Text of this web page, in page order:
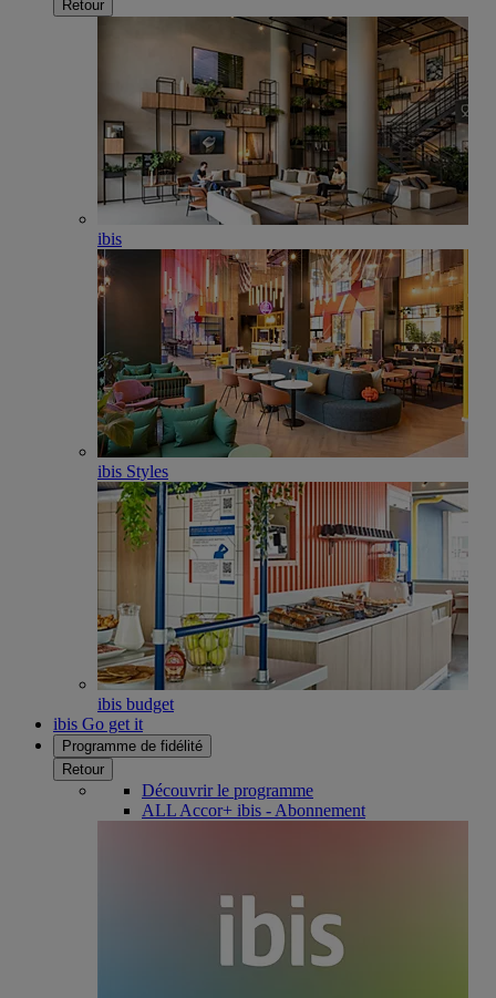
Retour
ibis
ibis Styles
ibis budget
ibis Go get it
Programme de fidélité
Retour
Découvrir le programme
ALL Accor+ ibis - Abonnement